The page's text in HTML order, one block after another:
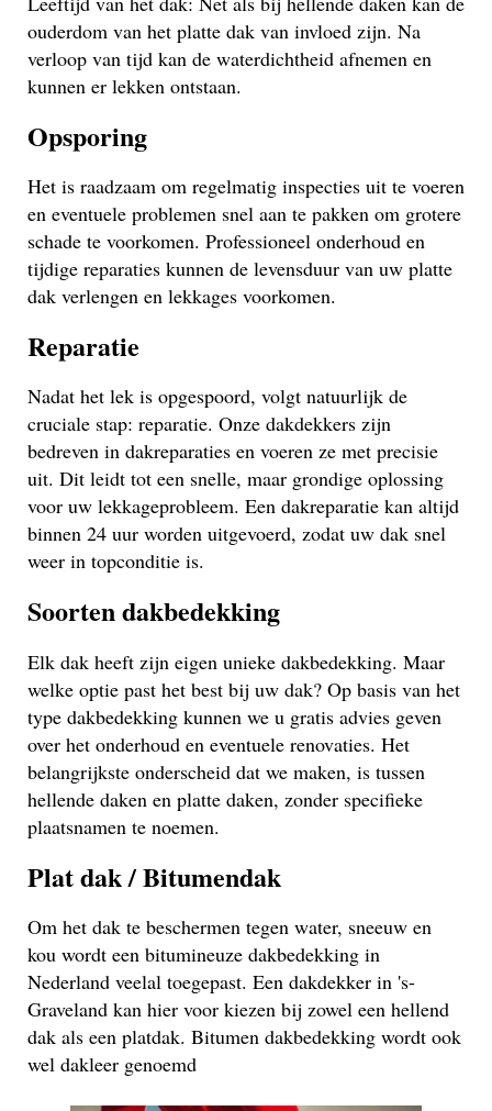
ouderdom van het platte dak van invloed zijn. Na
verloop van tijd kan de waterdichtheid afnemen en
kunnen er lekken ontstaan.
Opsporing
Het is raadzaam om regelmatig inspecties uit te voeren
en eventuele problemen snel aan te pakken om grotere
schade te voorkomen. Professioneel onderhoud en
tijdige reparaties kunnen de levensduur van uw platte
dak verlengen en lekkages voorkomen.
Reparatie
Nadat het lek is opgespoord, volgt natuurlijk de
cruciale stap: reparatie. Onze dakdekkers zijn
bedreven in dakreparaties en voeren ze met precisie
uit. Dit leidt tot een snelle, maar grondige oplossing
voor uw lekkageprobleem. Een dakreparatie kan altijd
binnen 24 uur worden uitgevoerd, zodat uw dak snel
weer in topconditie is.
Soorten dakbedekking
Elk dak heeft zijn eigen unieke dakbedekking. Maar
welke optie past het best bij uw dak? Op basis van het
type dakbedekking kunnen we u gratis advies geven
over het onderhoud en eventuele renovaties. Het
belangrijkste onderscheid dat we maken, is tussen
hellende daken en platte daken, zonder specifieke
plaatsnamen te noemen.
Plat dak / Bitumendak
Om het dak te beschermen tegen water, sneeuw en
kou wordt een bitumineuze dakbedekking in
Nederland veelal toegepast. Een dakdekker in 's-
Graveland kan hier voor kiezen bij zowel een hellend
dak als een platdak. Bitumen dakbedekking wordt ook
wel dakleer genoemd